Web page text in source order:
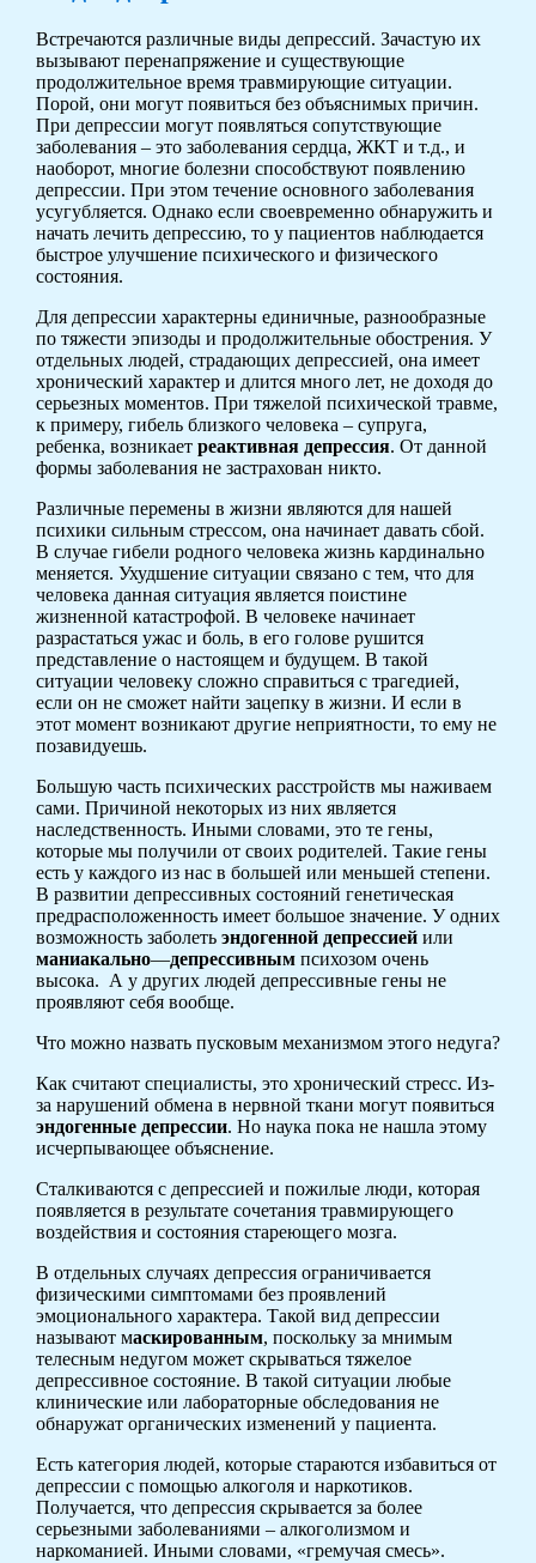
Встречаются различные виды депрессий. Зачастую их
вызывают перенапряжение и существующие
продолжительное время травмирующие ситуации.
Порой, они могут появиться без объяснимых причин.
При депрессии могут появляться сопутствующие
заболевания – это заболевания сердца, ЖКТ и т.д., и
наоборот, многие болезни способствуют появлению
депрессии. При этом течение основного заболевания
усугубляется. Однако если своевременно обнаружить и
начать лечить депрессию, то у пациентов наблюдается
быстрое улучшение психического и физического
состояния.
Для депрессии характерны единичные, разнообразные
по тяжести эпизоды и продолжительные обострения. У
отдельных людей, страдающих депрессией, она имеет
хронический характер и длится много лет, не доходя до
серьезных моментов. При тяжелой психической травме,
к примеру, гибель близкого человека – супруга,
ребенка, возникает реактивная депрессия. От данной
формы заболевания не застрахован никто.
Различные перемены в жизни являются для нашей
психики сильным стрессом, она начинает давать сбой.
В случае гибели родного человека жизнь кардинально
меняется. Ухудшение ситуации связано с тем, что для
человека данная ситуация является поистине
жизненной катастрофой. В человеке начинает
разрастаться ужас и боль, в его голове рушится
представление о настоящем и будущем. В такой
ситуации человеку сложно справиться с трагедией,
если он не сможет найти зацепку в жизни. И если в
этот момент возникают другие неприятности, то ему не
позавидуешь.
Большую часть психических расстройств мы наживаем
сами. Причиной некоторых из них является
наследственность. Иными словами, это те гены,
которые мы получили от своих родителей. Такие гены
есть у каждого из нас в большей или меньшей степени.
В развитии депрессивных состояний генетическая
предрасположенность имеет большое значение. У одних
возможность заболеть эндогенной депрессиейили
маниакально—депрессивнымпсихозом очень
высока. А у других людей депрессивные гены не
проявляют себя вообще.
Что можно назвать пусковым механизмом этого недуга?
Как считают специалисты, это хронический стресс. Из-
за нарушений обмена в нервной ткани могут появиться
эндогенные депрессии. Но наука пока не нашла этому
исчерпывающее объяснение.
Сталкиваются с депрессией и пожилые люди, которая
появляется в результате сочетания травмирующего
воздействия и состояния стареющего мозга.
В отдельных случаях депрессия ограничивается
физическими симптомами без проявлений
эмоционального характера. Такой вид депрессии
называют маскированным, поскольку за мнимым
телесным недугом может скрываться тяжелое
депрессивное состояние. В такой ситуации любые
клинические или лабораторные обследования не
обнаружат органических изменений у пациента.
Есть категория людей, которые стараются избавиться от
депрессии с помощью алкоголя и наркотиков.
Получается, что депрессия скрывается за более
серьезными заболеваниями – алкоголизмом и
наркоманией. Иными словами, «гремучая смесь».